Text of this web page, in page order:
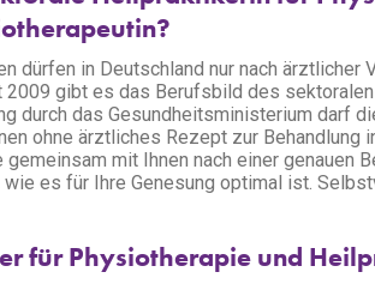
dürfen in Deutschland nur nach
2009 gibt es das Berufsbild des
durch das Gesundheitsministerium
ohne ärztliches Rezept zur
mit Ihnen nach einer genauen
es für Ihre Genesung optimal ist.
für Physiotherapie und